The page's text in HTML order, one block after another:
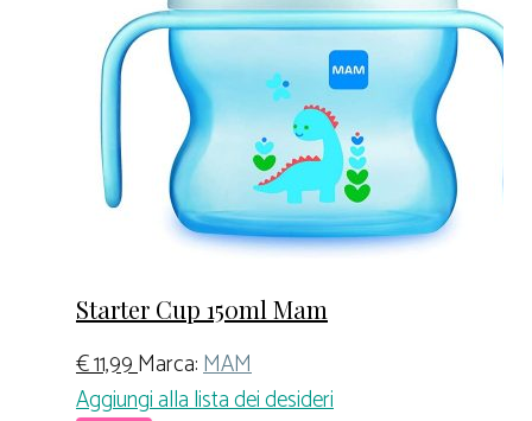
Starter Cup 150ml Mam
€11,99Marca:MAM
Aggiungi alla lista dei desideri